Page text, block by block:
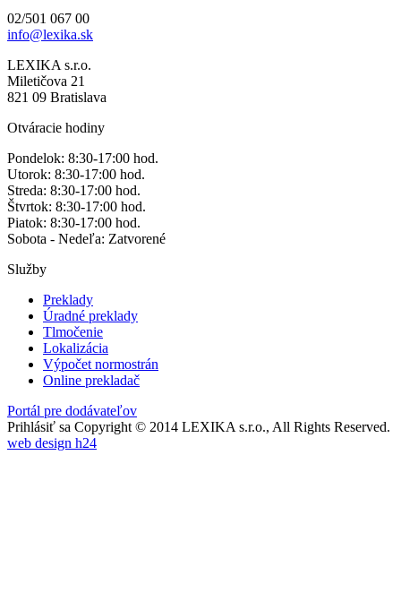
02/501 067 00
info@lexika.sk
LEXIKA s.r.o.
Miletičova 21
821 09 Bratislava
Otváracie hodiny
Pondelok: 8:30-17:00 hod.
Utorok: 8:30-17:00 hod.
Streda: 8:30-17:00 hod.
Štvrtok: 8:30-17:00 hod.
Piatok: 8:30-17:00 hod.
Sobota - Nedeľa: Zatvorené
Služby
Preklady
Úradné preklady
Tlmočenie
Lokalizácia
Výpočet normostrán
Online prekladač
Portál pre dodávateľov
Prihlásiť sa Copyright © 2014 LEXIKA s.r.o., All Rights Reserved.
web design h24